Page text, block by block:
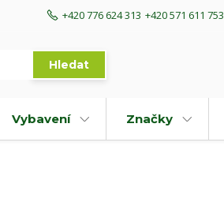
Hledat
+420 776 624 313 +420 571 611 753
Vybavení Značky